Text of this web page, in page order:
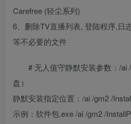
Carefree (轻尘系列)
6、删除TV直播列表, 登陆程序,日
等不必要的文件
# 无人值守静默安装参数：/ai
盘）
静默安装指定位置：/ai /gm2 /
示例：软件包.exe /ai /gm2 /